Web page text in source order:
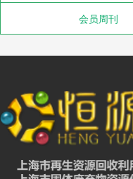
会员周刊